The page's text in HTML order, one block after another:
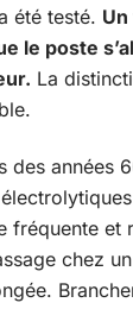
été testé.
le poste
La
des années
fréquente
chez